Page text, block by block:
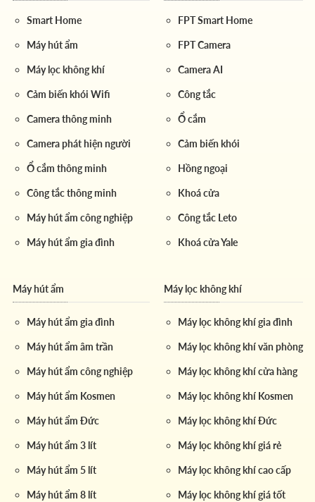
Smart Home
Máy hút ẩm
Máy lọc không khí
Cảm biến khói Wifi
Camera thông minh
Camera phát hiện người
Ổ cắm thông minh
Công tắc thông minh
Máy hút ẩm công nghiệp
Máy hút ẩm gia đình
FPT Smart Home
FPT Camera
Camera AI
Công tắc
Ổ cắm
Cảm biến khói
Hồng ngoại
Khoá cửa
Công tắc Leto
Khoá cửa Yale
Máy hút ẩm
Máy hút ẩm gia đình
Máy hút ẩm âm trần
Máy hút ẩm công nghiệp
Máy hút ẩm Kosmen
Máy hút ẩm Đức
Máy hút ẩm 3 lít
Máy hút ẩm 5 lít
Máy hút ẩm 8 lít
Máy lọc không khí
Máy lọc không khí gia đình
Máy lọc không khí văn phòng
Máy lọc không khí cửa hàng
Máy lọc không khí Kosmen
Máy lọc không khí Đức
Máy lọc không khí giá rẻ
Máy lọc không khí cao cấp
Máy lọc không khí giá tốt